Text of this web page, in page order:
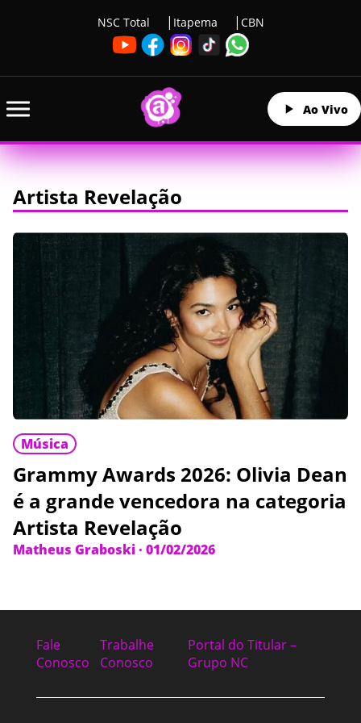
NSC Total Itapema CBN
Ao Vivo
Artista Revelação
Música
Grammy Awards 2026: Olivia Dean
é a grande vencedora na categoria
Artista Revelação
Matheus Graboski· 01/02/2026
Fale
Conosco
Trabalhe
Conosco
Portal do Titular –
Grupo NC